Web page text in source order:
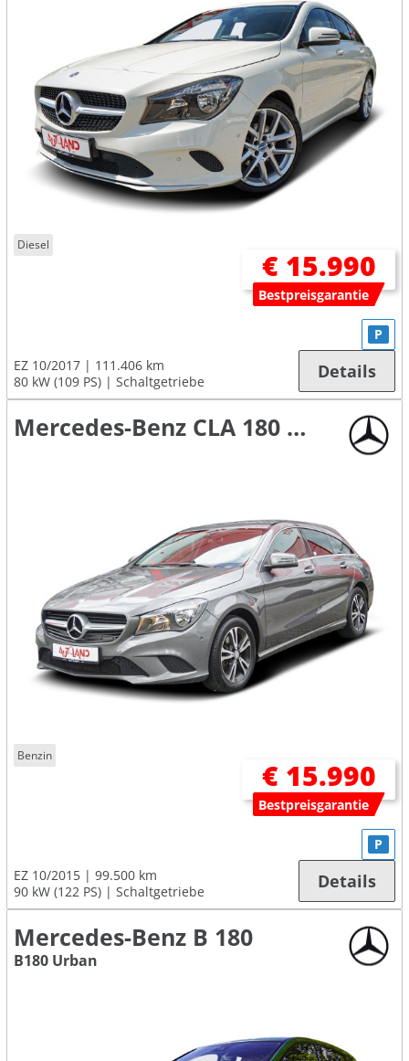
Diesel
€ 15.990
Bestpreisgarantie
EZ 10/2017
111.406 km
80 kW (109 PS)
Schaltgetriebe
P
Details
Mercedes-Benz CLA 180 Shooting Brake
Benzin
€ 15.990
Bestpreisgarantie
EZ 10/2015
99.500 km
90 kW (122 PS)
Schaltgetriebe
P
Details
Mercedes-Benz B 180
B180 Urban